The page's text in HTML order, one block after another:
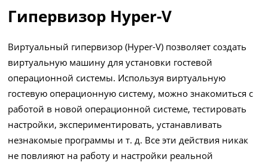
Гипервизор Hyper-V
Виртуальный гипервизор (Hyper-V) позволяет создать
виртуальную машину для установки гостевой
операционной системы. Используя виртуальную
гостевую операционную систему, можно знакомиться с
работой в новой операционной системе, тестировать
настройки, экспериментировать, устанавливать
незнакомые программы и т. д. Все эти действия никак
не повлияют на работу и настройки реальной